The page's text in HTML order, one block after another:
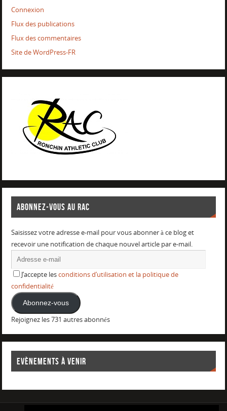
Connexion
Flux des publications
Flux des commentaires
Site de WordPress-FR
ABONNEZ-VOUS AU RAC
Saisissez votre adresse e-mail pour vous abonner à ce blog et
recevoir une notification de chaque nouvel article par e-mail.
J’accepte lesconditions d’utilisation et la politique de
confidentialité
Abonnez-vous
Rejoignez les 731 autres abonnés
EVÈNEMENTS À VENIR